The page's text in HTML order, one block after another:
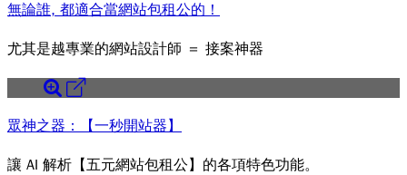
無論誰, 都適合當網站包租公的！
尤其是越專業的網站設計師 ＝ 接案神器
眾神之器：【一秒開站器】
讓 AI 解析【五元網站包租公】的各項特色功能。